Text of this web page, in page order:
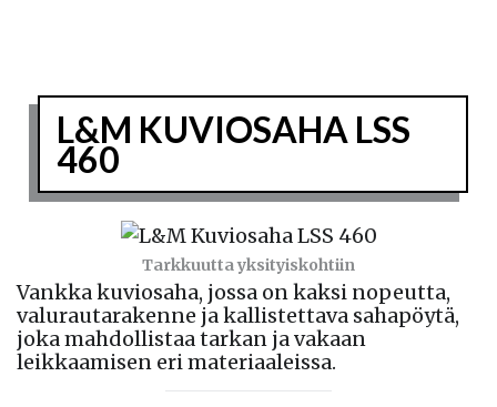
Tarkkuutta yksityiskohtiin
L&M KUVIOSAHA LSS
460
Vankka kuviosaha, jossa on kaksi nopeutta,
valurautarakenne ja kallistettava sahapöytä,
joka mahdollistaa tarkan ja vakaan
leikkaamisen eri materiaaleissa.